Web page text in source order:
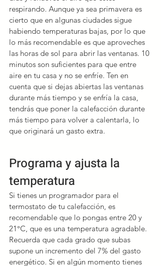
respirando. Aunque ya sea primavera es
cierto que en algunas ciudades sigue
habiendo temperaturas bajas, por lo que
lo más recomendable es que aproveches
las horas de sol para abrir las ventanas. 10
minutos son suficientes para que entre
aire en tu casa y no se enfríe. Ten en
cuenta que si dejas abiertas las ventanas
durante más tiempo y se enfría la casa,
tendrás que poner la calefacción durante
más tiempo para volver a calentarla, lo
que originará un gasto extra.
Programa y ajusta la
temperatura
Si tienes un programador para el
termostato de tu calefacción, es
recomendable que lo pongas entre 20 y
21°C, que es una temperatura agradable.
Recuerda que cada grado que subas
supone un incremento del 7% del gasto
energético. Si en algún momento tienes